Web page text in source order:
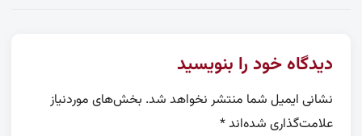
دیدگاه خود را بنویسید
نشانی ایمیل شما منتشر نخواهد شد. بخش‌های موردنیاز
علامت‌گذاری شده‌اند*